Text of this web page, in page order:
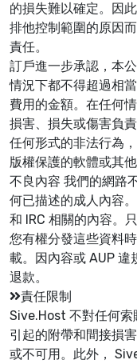
的損失難以確定。因
排他控制範圍的原因
責任。
訂戶進一步承認，本
情況下都不得超過相
費用的金額。在任何
損害、損失或傷害負責
任何形式的非法行為
版權保護的軟體或其
不良內容 我們的網路
何已描述的成人內容
和 IRC 相關的內容。
您有權分發這些資料
載。因內容或 AUP 違
退款。
責任限制
Sive.Host 不對任何索
引起的附帶和間接損
或不可用。此外，